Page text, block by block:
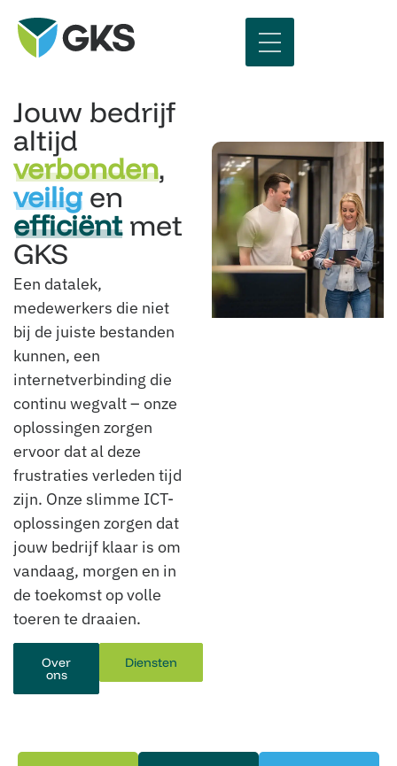
Jouw bedrijf
altijd
verbonden,
veilig en
efficiëntmet
GKS
Een datalek,
medewerkers die niet
bij de juiste bestanden
kunnen, een
internetverbinding die
continu wegvalt – onze
oplossingen zorgen
ervoor dat al deze
frustraties verleden tijd
zijn. Onze slimme ICT-
oplossingen zorgen dat
jouw bedrijf klaar is om
vandaag, morgen en in
de toekomst op volle
toeren te draaien.
Over
ons
Diensten